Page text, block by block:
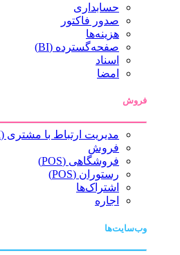
حسابداری
صدور فاکتور
هزینه‌ها
صفحه‌گسترده (BI)
اسناد
امضا
فروش
مدیریت ارتباط با مشتری (CRM)
فروش
فروشگاهی (POS)
رستوران (POS)
اشتراک‌ها
اجاره
وب‌سایت‌ها